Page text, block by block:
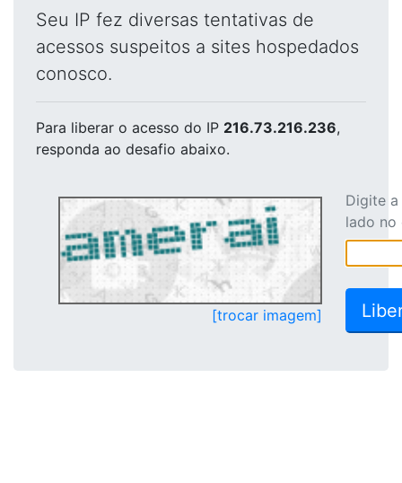
Seu IP fez diversas tentativas de
acessos suspeitos a sites hospedados
conosco.
Para liberar o acesso do IP 216.73.216.236,
responda ao desafio abaixo.
[trocar imagem]
Digite
lado no